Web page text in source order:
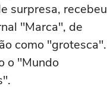
surpresa, recebeu
"Marca", de
como "grotesca".
o "Mundo